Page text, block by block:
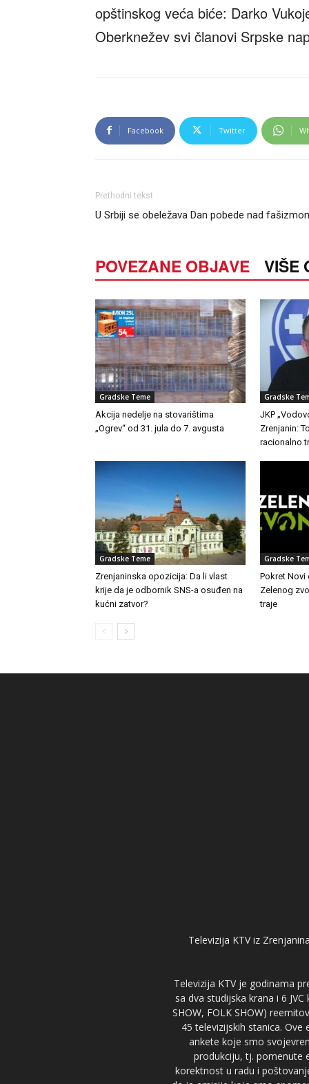
opštinskog veća biće: Darko
Oberknežev svi članovi Srpske
Facebook Twitter
Prethodni tekst
U Srbiji se obeležava Dan pobede nad
POVEZANE OBJAVE VIŠE
Gradske Teme
Akcija nedelje na stovarištima
„Ogrev“ od 31. jula do 7. avgusta
Gradske
JKP
Zrenjanin:
racionalno
Gradske Teme
Zrenjaninska opozicija: Da li vlast
krije da je odbornik SNS-a osuđen na
kućni zatvor?
Gradske
Pokret
Zelenog
traje
Televizija KTV iz
Televizija KTV je godinama
sa dva studijska krana i 6
SHOW, FOLK SHOW)
45 televizijskih stanica.
ankete koje smo
produkciju, tj. pomenute
korektnost u radu i